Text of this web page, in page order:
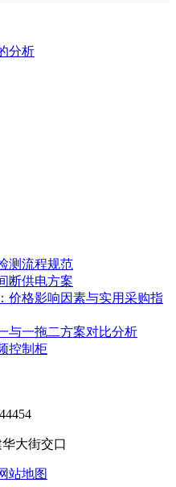
分析
测流程规范
断供电方案
价格影响因素与实用采购指
与一拖二方案对比分析
控制柜
大街交口
站地图